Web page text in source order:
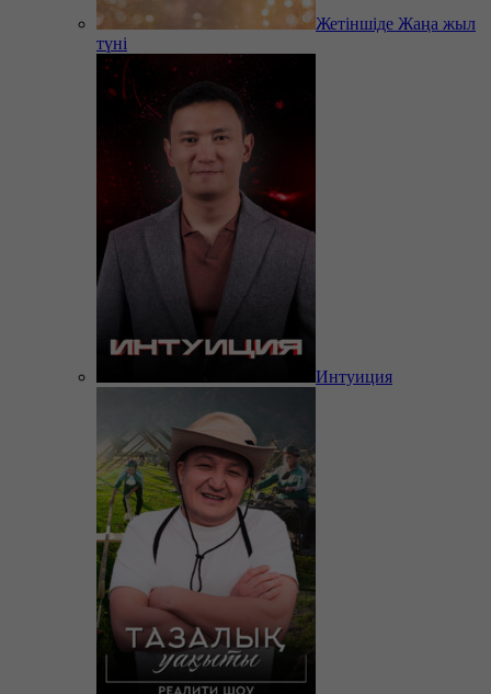
Жетіншіде Жаңа жыл
түні
Интуиция